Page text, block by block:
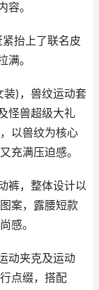
容。
抬上了联名皮
满。
)，兽纹运动套
怪兽超级大礼
以兽纹为核心
充满压迫感。
，整体设计以
案，露腰短款
感。
夹克及运动
点缀，搭配